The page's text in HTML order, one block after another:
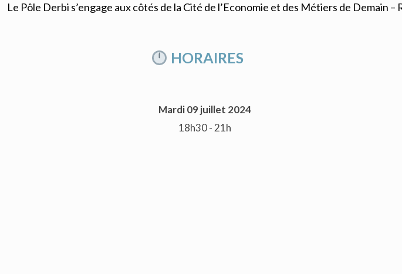
Le Pôle Derbi s’engage aux côtés de la Cité de l’Economie et des Métiers de Demain
HORAIRES
Mardi 09 juillet 2024
18h30 - 21h